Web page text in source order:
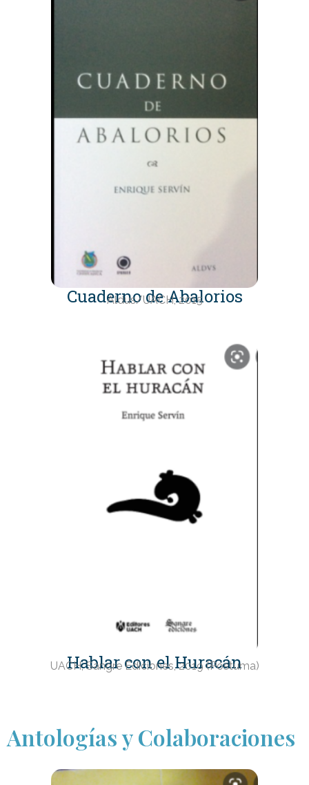
Cuaderno de Abalorios
Aldus/UACH, 2015
Hablar con el Huracán
UACH, Sangre Ediciones, 2019 (Póstuma)
Antologías y Colaboraciones